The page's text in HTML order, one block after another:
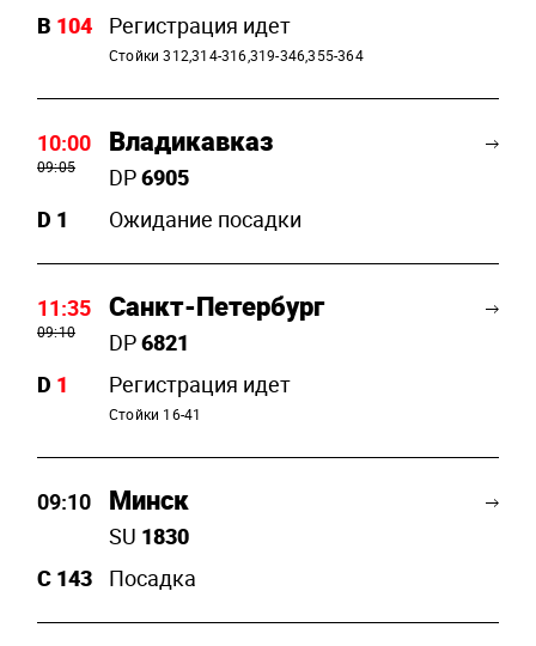
B 104 Регистрация идет
Стойки 312,314-316,319-346,355-364
10:00
09:05
Владикавказ
DP6905
D 1 Ожидание посадки
11:35
09:10
Санкт-Петербург
DP6821
D 1 Регистрация идет
Стойки 16-41
09:10 Минск
SU 1830
C 143 Посадка